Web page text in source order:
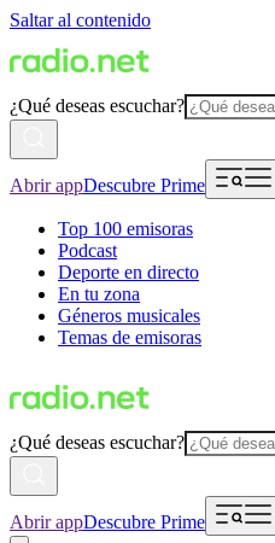
Saltar al contenido
¿Qué deseas escuchar?
Abrir appDescubre Prime
Top 100 emisoras
Podcast
Deporte en directo
En tu zona
Géneros musicales
Temas de emisoras
¿Qué deseas escuchar?
Abrir appDescubre Prime